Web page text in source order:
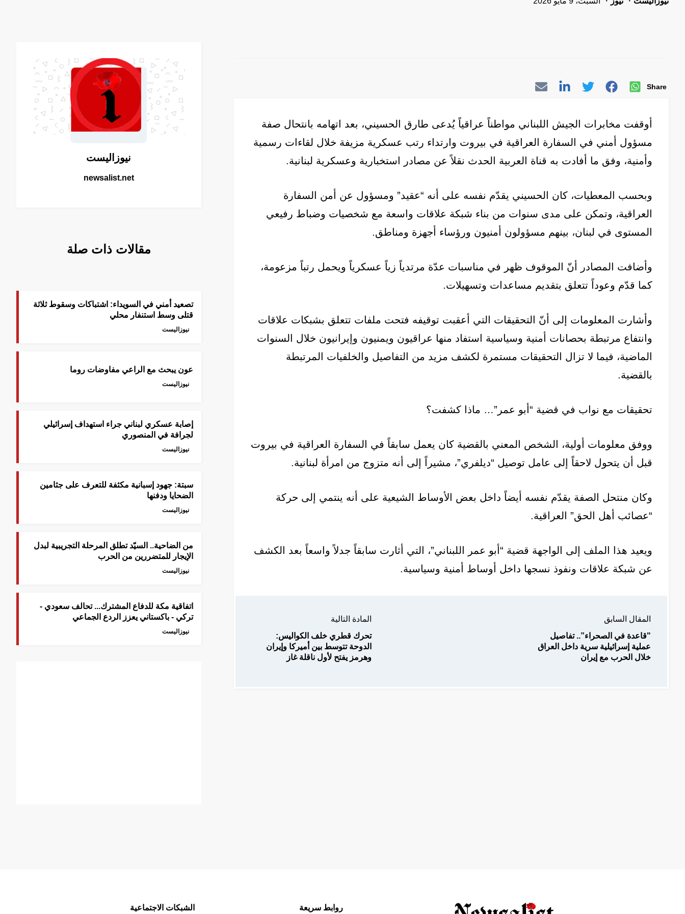
Share
أوقفت مخابرات الجيش اللبناني مواطناً عراقياً يُدعى طارق الحسيني، بعد اتهامه بانتحال صفة
مسؤول أمني في السفارة العراقية في بيروت وارتداء رتب عسكرية مزيفة خلال لقاءات رسمية
وأمنية، وفق ما أفادت به قناة العربية الحدث نقلاً عن مصادر استخبارية وعسكرية لبنانية.
وبحسب المعطيات، كان الحسيني يقدّم نفسه على أنه “عقيد” ومسؤول عن أمن السفارة
العراقية، وتمكن على مدى سنوات من بناء شبكة علاقات واسعة مع شخصيات وضباط رفيعي
المستوى في لبنان، بينهم مسؤولون أمنيون ورؤساء أجهزة ومناطق.
وأضافت المصادر أنّ الموقوف ظهر في مناسبات عدّة مرتدياً زياً عسكرياً ويحمل رتباً مزعومة،
كما قدّم وعوداً تتعلق بتقديم مساعدات وتسهيلات.
وأشارت المعلومات إلى أنّ التحقيقات التي أعقبت توقيفه فتحت ملفات تتعلق بشبكات علاقات
وانتفاع مرتبطة بحصانات أمنية وسياسية استفاد منها عراقيون ويمنيون وإيرانيون خلال السنوات
الماضية، فيما لا تزال التحقيقات مستمرة لكشف مزيد من التفاصيل والخلفيات المرتبطة
بالقضية.
تحقيقات مع نواب في قضية “أبو عمر”… ماذا كشفت؟
ووفق معلومات أولية، الشخص المعني بالقضية كان يعمل سابقاً في السفارة العراقية في بيروت
قبل أن يتحول لاحقاً إلى عامل توصيل “ديلفري”، مشيراً إلى أنه متزوج من امرأة لبنانية.
وكان منتحل الصفة يقدّم نفسه أيضاً داخل بعض الأوساط الشيعية على أنه ينتمي إلى حركة
“عصائب أهل الحق” العراقية.
ويعيد هذا الملف إلى الواجهة قضية “أبو عمر اللبناني”، التي أثارت سابقاً جدلاً واسعاً بعد الكشف
عن شبكة علاقات ونفوذ نسجها داخل أوساط أمنية وسياسية.
المقال السابق
"قاعدة في الصحراء”.. تفاصيل
عملية إسرائيلية سرية داخل العراق
خلال الحرب مع إيران
المادة التالية
تحرك قطري خلف الكواليس:
الدوحة تتوسط بين أميركا وإيران
وهرمز يفتح لأول ناقلة غاز
نيوزاليست
newsalist.net
مقالات ذات صلة
تصعيد أمني في السويداء: اشتباكات وسقوط ثلاثة
قتلى وسط استنفار محلي
نيوزاليست
عون يبحث مع الراعي مفاوضات روما
نيوزاليست
إصابة عسكري لبناني جراء استهداف إسرائيلي
لجرافة في المنصوري
نيوزاليست
سبتة: جهود إسبانية مكثفة للتعرف على جثامين
الضحايا ودفنها
نيوزاليست
من الضاحية.. السيّد تطلق المرحلة التجريبية لبدل
الإيجار للمتضررين من الحرب
نيوزاليست
اتفاقية مكة للدفاع المشترك... تحالف سعودي -
تركي - باكستاني يعزز الردع الجماعي
نيوزاليست
روابط سريعة الشبكات الاجتماعية